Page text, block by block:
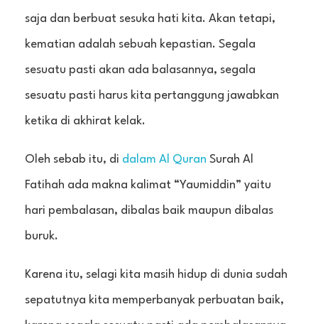
saja dan berbuat sesuka hati kita. Akan tetapi,
kematian adalah sebuah kepastian. Segala
sesuatu pasti akan ada balasannya, segala
sesuatu pasti harus kita pertanggung jawabkan
ketika di akhirat kelak.
Oleh sebab itu, di dalam Al Quran Surah Al
Fatihah ada makna kalimat “Yaumiddin” yaitu
hari pembalasan, dibalas baik maupun dibalas
buruk.
Karena itu, selagi kita masih hidup di dunia sudah
sepatutnya kita memperbanyak perbuatan baik,